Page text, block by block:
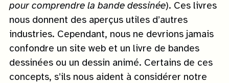
pour comprendre la bande dessinée). Ces livres
nous donnent des aperçus utiles d’autres
industries. Cependant, nous ne devrions jamais
confondre un site web et un livre de bandes
dessinées ou un dessin animé. Certains de ces
concepts, s’ils nous aident à considérer notre